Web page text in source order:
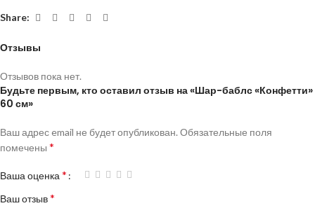
Share:
Отзывы
Отзывов пока нет.
Будьте первым, кто оставил отзыв на «Шар-баблс «Конфетти»
60 см»
Ваш адрес email не будет опубликован. Обязательные поля
помечены *
Ваша оценка *
Ваш отзыв*